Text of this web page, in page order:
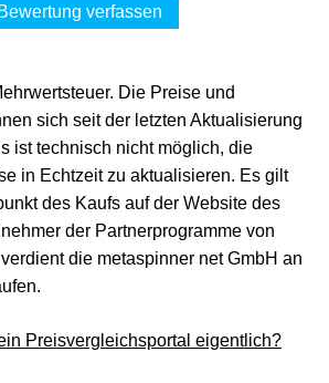
Bewertung verfassen
Die Preise und
sich seit der letzten Aktualisierung
ist technisch nicht möglich, die
in Echtzeit zu aktualisieren. Es gilt
des Kaufs auf der Website des
der Partnerprogramme von
die metaspinner net GmbH an
Preisvergleichsportal eigentlich?